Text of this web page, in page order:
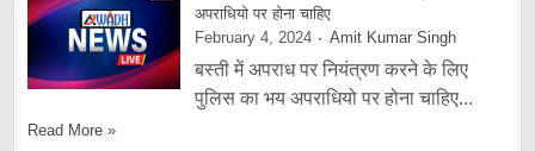
अपराधियो पर होना चाहिए
February 4, 2024
Amit Kumar Singh
बस्ती में अपराध पर नियंत्रण करने के लिए
पुलिस का भय अपराधियो पर होना चाहिए...
Read More »